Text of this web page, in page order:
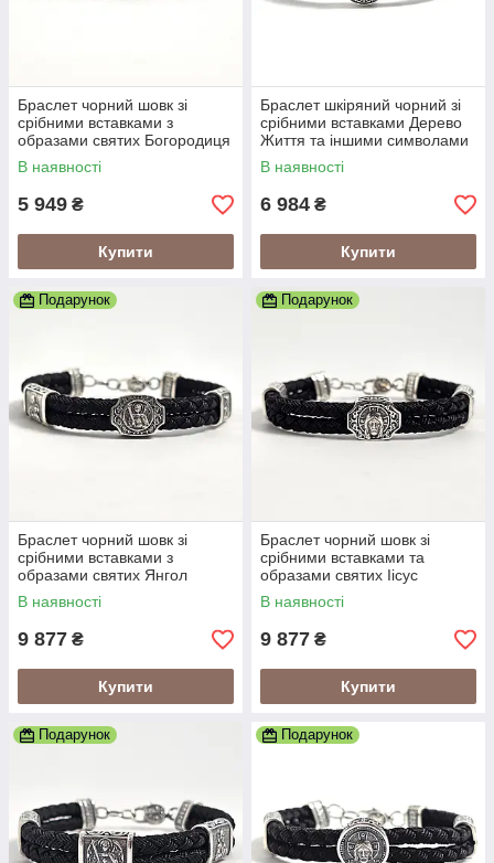
Браслет чорний шовк зі
срібними вставками з
образами святих Богородиця
та Спаситель
В наявності
5 949 ₴
Купити
Браслет шкіряний чорний зі
срібними вставками Дерево
Життя та іншими символами
В наявності
6 984 ₴
Купити
Подарунок
Браслет чорний шовк зі
срібними вставками з
образами святих Янгол
Охоронець
В наявності
9 877 ₴
Купити
Подарунок
Браслет чорний шовк зі
срібними вставками та
образами святих Іісус
Христос
В наявності
9 877 ₴
Купити
Подарунок Подарунок